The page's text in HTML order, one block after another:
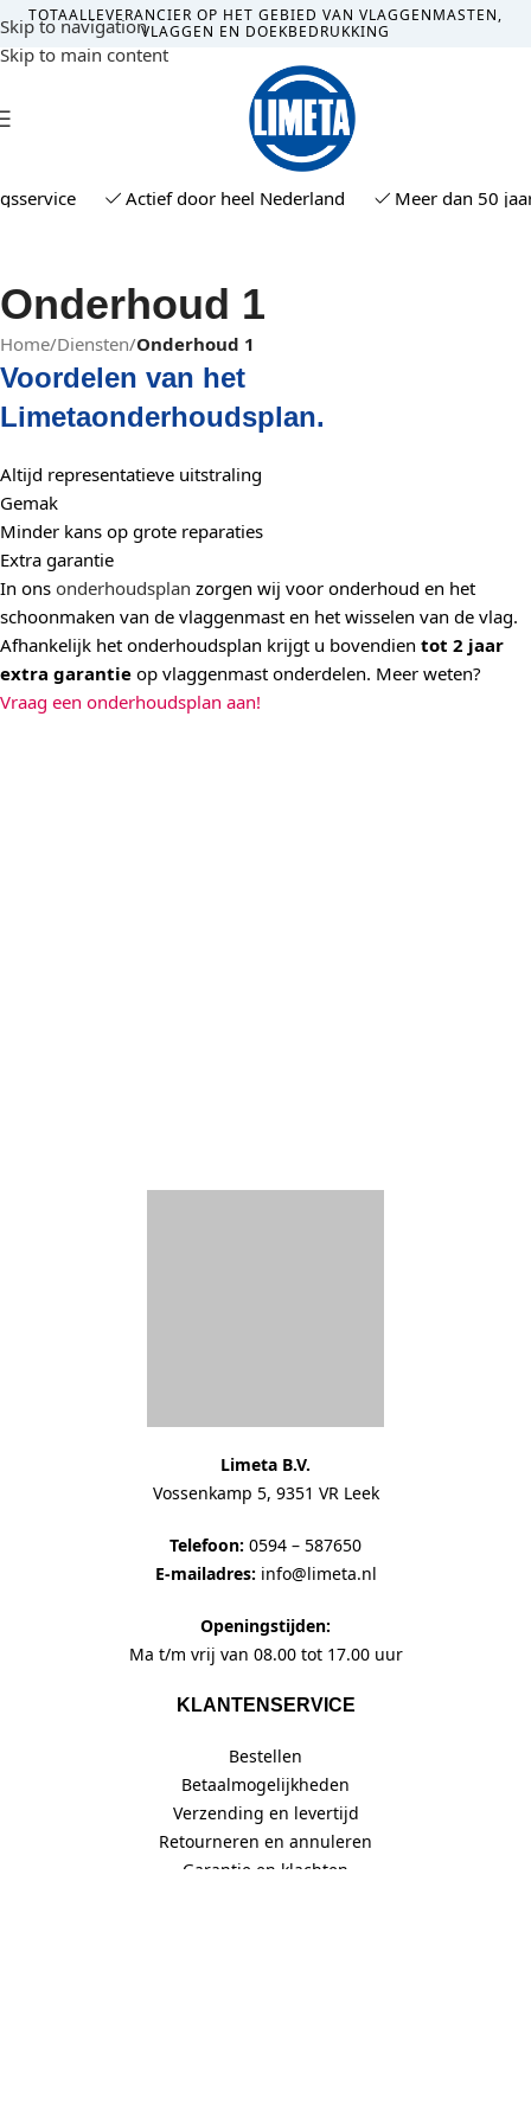
Skip to navigation
Skip to main content
TOTAALLEVERANCIER OP HET GEBIED VAN VLAGGENMASTEN,
VLAGGEN EN DOEKBEDRUKKING
Actief door heel Nederland Meer dan 50 jaar
Onderhoud 1
Home/Diensten/Onderhoud 1
Voordelen van het
Limetaonderhoudsplan.
Altijd representatieve uitstraling
Gemak
Minder kans op grote reparaties
Extra garantie
In ons onderhoudsplan zorgen wij voor onderhoud en het
schoonmaken van de vlaggenmast en het wisselen van de vlag.
Afhankelijk het onderhoudsplan krijgt u bovendien tot 2 jaar
extra garantie op vlaggenmast onderdelen. Meer weten?
Vraag een onderhoudsplan aan!
Limeta B.V.
Vossenkamp 5, 9351 VR Leek
Telefoon: 0594 – 587650
E-mailadres: info@limeta.nl
Openingstijden:
Ma t/m vrij van 08.00 tot 17.00 uur
KLANTENSERVICE
Bestellen
Betaalmogelijkheden
Verzending en levertijd
Retourneren en annuleren
Garantie en klachten